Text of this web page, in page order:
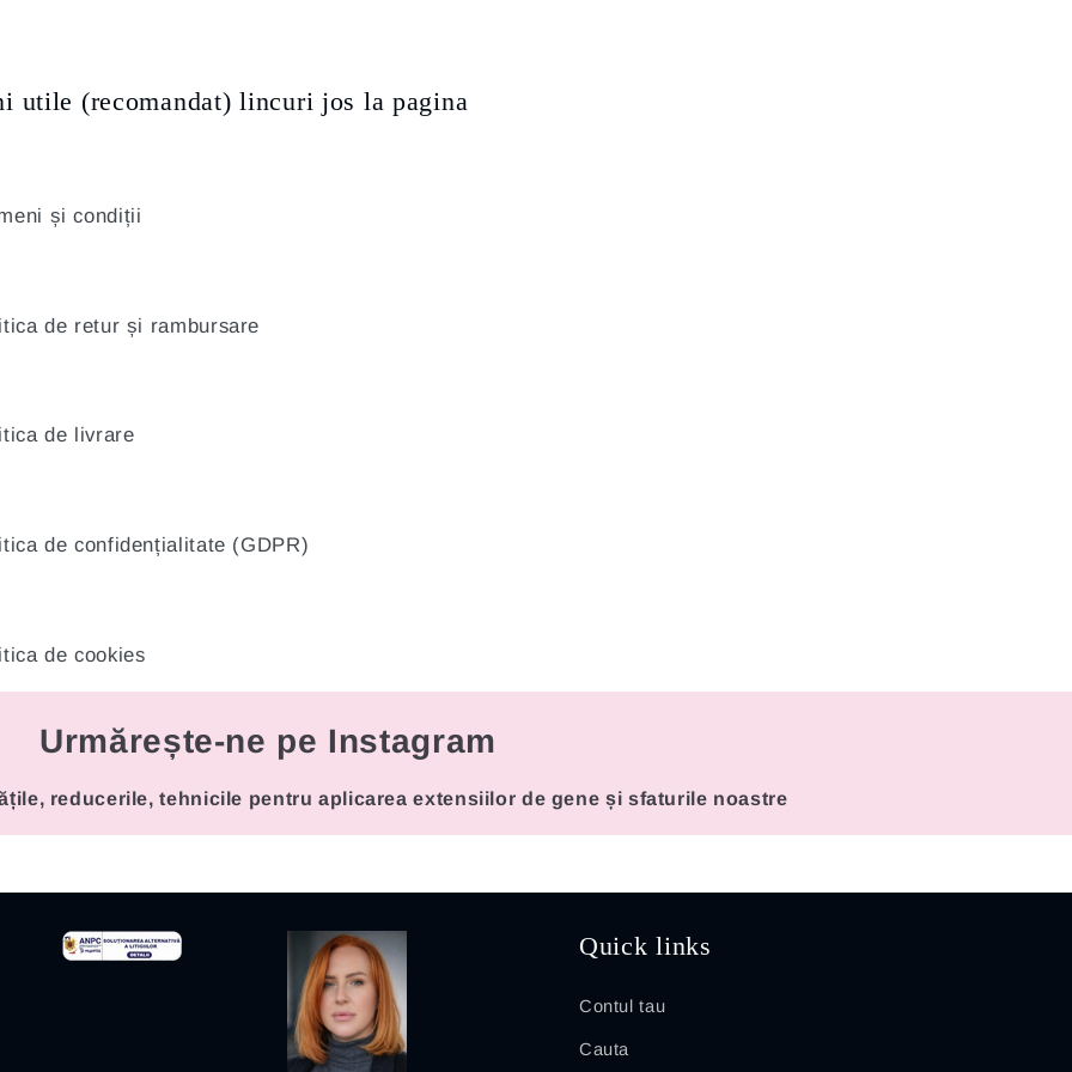
utile (recomandat) lincuri jos la pagina
și condiții
de retur și rambursare
de livrare
de confidențialitate (GDPR)
de cookies
Urmărește-ne pe Instagram
reducerile, tehnicile pentru aplicarea extensiilor de gene și sfaturile noastre
Quick links
Contul tau
Cauta